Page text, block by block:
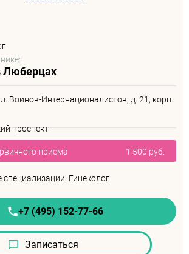
Люберцах
Воинов-Интернационалистов, д. 21, корп.
проспект
приема 1 500 руб.
Гинеколог
+7 (495) 152-77-66
Записаться